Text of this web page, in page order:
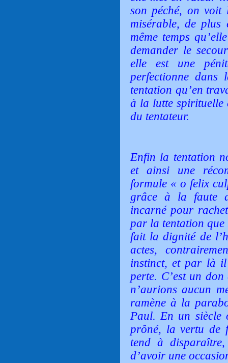
son péché, on voit
misérable, de
même temps
demander le
elle est une
perfectionne
tentation qu’en
à la lutte spirituelle
du tentateur.
Enfin la tentation
et ainsi une
formule « o felix
grâce à la faute
incarné pour
par la tentation que
fait la dignité de
actes,
instinct, et par là
perte. C’est un
n’aurions aucun
ramène à la
Paul. En un siècle
prôné, la vertu de
tend à
d’avoir une